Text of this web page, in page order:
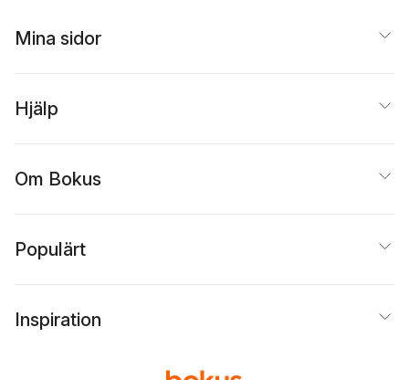
Mina sidor
Hjälp
Om Bokus
Populärt
Inspiration